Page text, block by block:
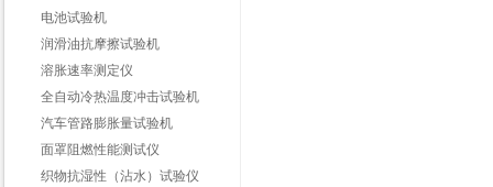
电池试验机
润滑油抗摩擦试验机
溶胀速率测定仪
全自动冷热温度冲击试验机
汽车管路膨胀量试验机
面罩阻燃性能测试仪
织物抗湿性（沾水）试验仪